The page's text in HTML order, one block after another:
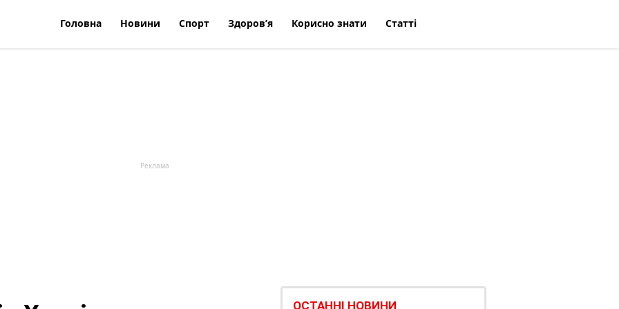
Головна Новини Спорт Здоров’я Корисно знати Статті
ОСТАННІ НОВИНИ